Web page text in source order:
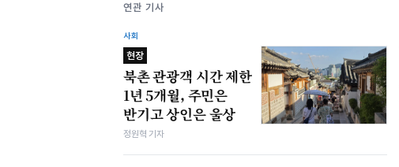
연관 기사
사회
현장
북촌 관광객 시간 제한
1년 5개월, 주민은
반기고 상인은 울상
정원혁 기자